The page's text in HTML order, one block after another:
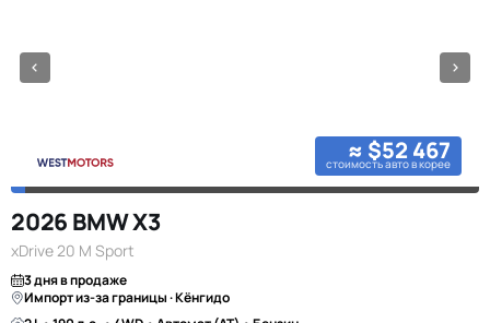
≈ $52 467
стоимость авто в корее
2026 BMW X3
xDrive 20 M Sport
3 дня в продаже
Импорт из-за границы · Кёнгидо